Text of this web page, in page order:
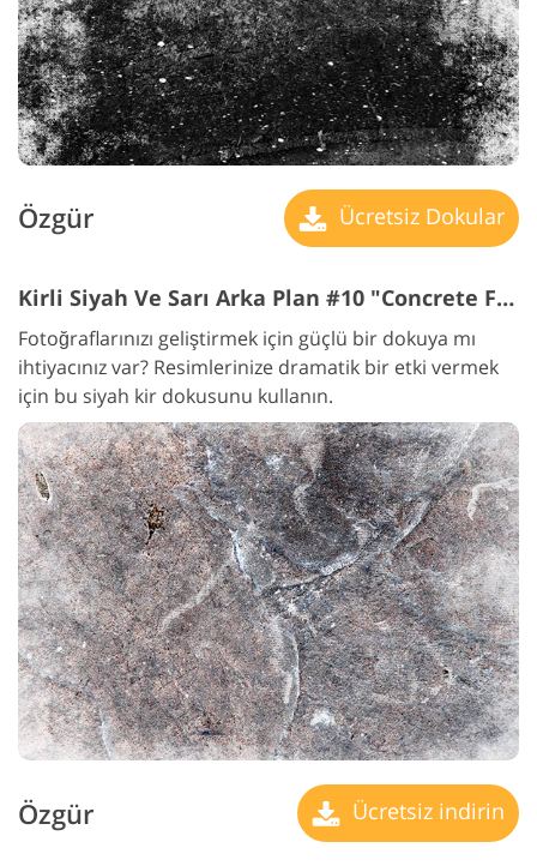
Özgür Ücretsiz Dokular
Kirli Siyah Ve Sarı Arka Plan #10 "Concrete Floor "
Fotoğraflarınızı geliştirmek için güçlü bir dokuya mı
ihtiyacınız var? Resimlerinize dramatik bir etki vermek
için bu siyah kir dokusunu kullanın.
Özgür Ücretsiz indirin